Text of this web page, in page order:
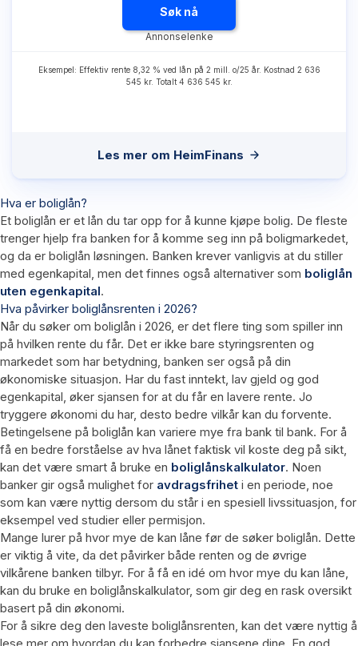
Søk nå
Eksempel: Effektiv rente 8,32 % ved lån på 2 mill. o/25 år. Kostnad 2 636
545 kr. Totalt 4 636 545 kr.
Les mer om HeimFinans
Hva er boliglån?
Et boliglån er et lån du tar opp for å kunne kjøpe bolig. De fleste
trenger hjelp fra banken for å komme seg inn på boligmarkedet,
og da er boliglån løsningen. Banken krever vanligvis at du stiller
med egenkapital, men det finnes også alternativer som boliglån
uten egenkapital.
Hva påvirker boliglånsrenten i 2026?
Når du søker om boliglån i 2026 , er det flere ting som spiller inn
på hvilken rente du får. Det er ikke bare styringsrenten og
markedet som har betydning, banken ser også på din
økonomiske situasjon. Har du fast inntekt, lav gjeld og god
egenkapital, øker sjansen for at du får en lavere rente. Jo
tryggere økonomi du har, desto bedre vilkår kan du forvente.
Betingelsene på boliglån kan variere mye fra bank til bank. For å
få en bedre forståelse av hva lånet faktisk vil koste deg på sikt,
kan det være smart å bruke en boliglånskalkulator. Noen
banker gir også mulighet for avdragsfrihet i en periode, noe
som kan være nyttig dersom du står i en spesiell livssituasjon, for
eksempel ved studier eller permisjon.
Mange lurer på hvor mye de kan låne før de søker boliglån. Dette
er viktig å vite, da det påvirker både renten og de øvrige
vilkårene banken tilbyr. For å få en idé om hvor mye du kan låne,
kan du bruke en boliglånskalkulator, som gir deg en rask oversikt
basert på din økonomi.
For å sikre deg den laveste boliglånsrenten, kan det være nyttig å